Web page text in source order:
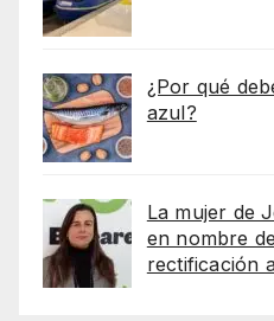
¿Por qué
azul?
La mujer de
en nombre
rectificación